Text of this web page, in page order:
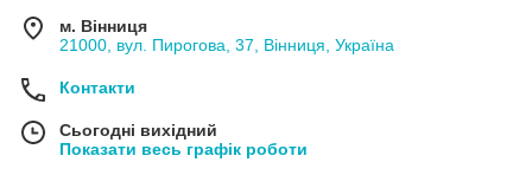
м. Вінниця
21000, вул. Пирогова, 37, Вінниця, Україна
Контакти
Сьогодні вихідний
Показати весь графік роботи